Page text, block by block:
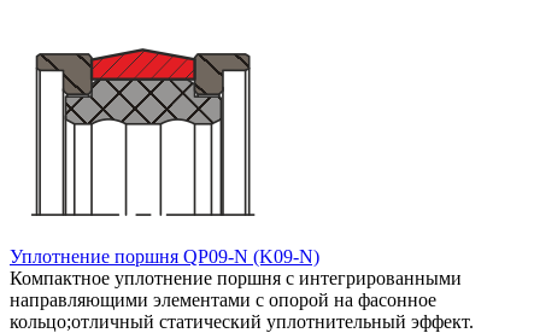
Уплотнение поршня QP09-N (K09-N)
Компактное уплотнение поршня с интегрированными
направляющими элементами с опорой на фасонное
кольцо;отличный статический уплотнительный эффект.